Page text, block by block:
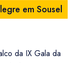
em Sousel
da IX Gala da